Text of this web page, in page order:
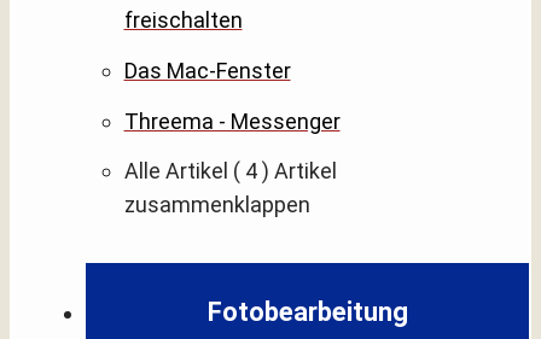
freischalten
Das Mac-Fenster
Threema - Messenger
Alle Artikel ( 4 ) Artikel
zusammenklappen
Fotobearbeitung